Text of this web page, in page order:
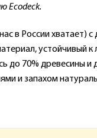
Ecodeck.
в России хватает)
устойчивый
до 70% древесины и
и запахом